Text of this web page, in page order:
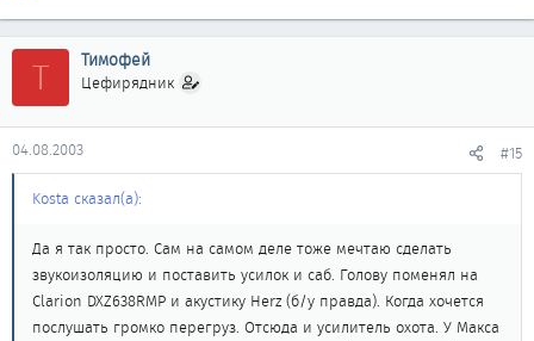
Т Тимофей
Цефирядник
04.08.2003 #15
Kosta сказал(а):
Да я так просто. Сам на самом деле тоже мечтаю сделать
звукоизоляцию и поставить усилок и саб. Голову поменял на
Clarion DXZ638RMP и акустику Herz (б/у правда). Когда хочется
послушать громко перегруз. Отсюда и усилитель охота. У Макса